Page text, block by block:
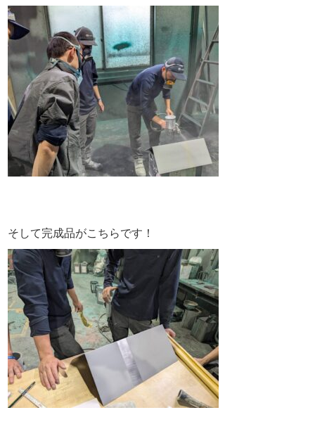
そして完成品がこちらです！